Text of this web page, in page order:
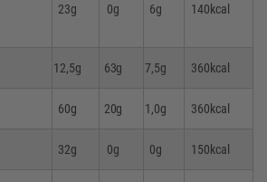
23g 0g 6g 140kcal
12,5g 63g 7,5g 360kcal
60g 20g 1,0g 360kcal
32g 0g 0g 150kcal